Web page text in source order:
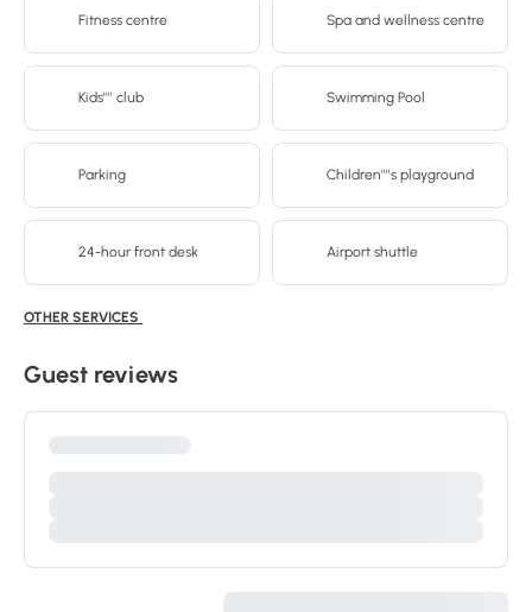
Fitness centre Spa and wellness centre
Kids'''' club Swimming Pool
Parking Children''''s playground
24-hour front desk Airport shuttle
OTHER SERVICES
Guest reviews